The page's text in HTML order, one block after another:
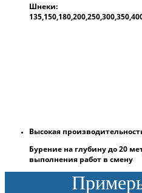
Шнеки:
Высокая
Бурение на глубину до 20
выполнения работ в смену